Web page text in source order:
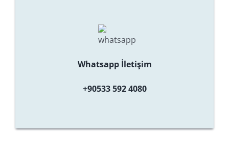
Whatsapp İletişim
+90533 592 4080